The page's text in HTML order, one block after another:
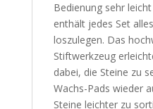
Bedienung sehr
enthält jedes Set
loszulegen. Das
Stiftwerkzeug
dabei, die Steine zu
Wachs-Pads wieder
Steine leichter zu